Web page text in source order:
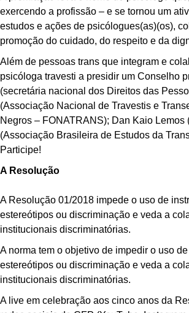
exercendo a profissão – e se tornou um
estudos e ações de psicólogues(as)(os),
promoção do cuidado, do respeito e da
Além de pessoas trans que integram e
psicóloga travesti a presidir um Conselho
(secretária nacional dos Direitos das
(Associação Nacional de Travestis e
Negros – FONATRANS); Dan Kaio
(Associação Brasileira de Estudos da
Participe!
A Resolução
A Resolução 01/2018 impede o uso de
estereótipos ou discriminação e veda a
institucionais discriminatórias.
A norma tem o objetivo de impedir o uso
estereótipos ou discriminação e veda a
institucionais discriminatórias.
A live em celebração aos cinco anos da